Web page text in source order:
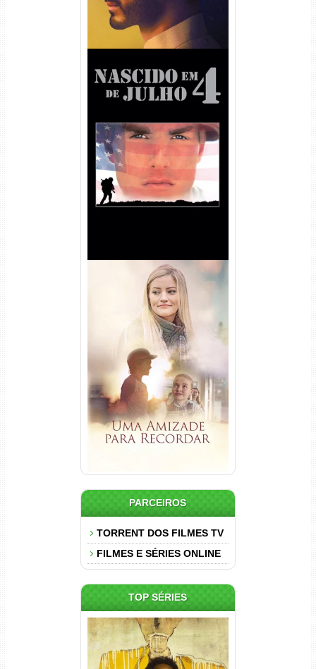
Nascido em 4 de Julho
Torrent (1989) WEB-DL 1080p
Dual Áudio
Uma Amizade para Recordar
Torrent (2025) WEB-DL 1080p
Dual Áudio
PARCEIROS
TORRENT DOS FILMES TV
FILMES E SÉRIES ONLINE
TOP SÉRIES